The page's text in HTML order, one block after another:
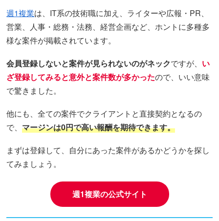
週1複業は、IT系の技術職に加え、ライターや広報・PR、
営業、人事・総務・法務、経営企画など、ホントに多種多
様な案件が掲載されています。
会員登録しないと案件が見られないのがネックですが、 い
ざ登録してみると意外と案件数が多かったので、いい意味
で驚きました。
他にも、全ての案件でクライアントと直接契約となるの
で、マージンは0円で高い報酬を期待できます。
まずは登録して、自分にあった案件があるかどうかを探し
てみましょう。
週1複業の公式サイト